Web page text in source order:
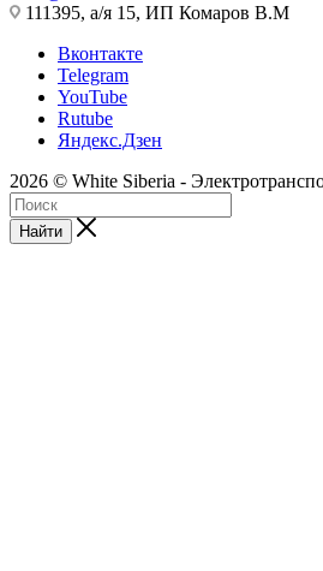
111395, а/я 15, ИП Комаров В.М
Вконтакте
Telegram
YouTube
Rutube
Яндекс.Дзен
2026 © White Siberia -
Найти